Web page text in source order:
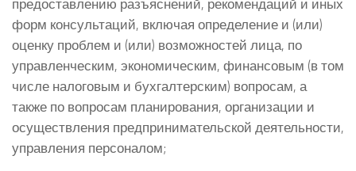
форм консультаций, включая определение и (или)
оценку проблем и (или) возможностей лица, по
управленческим, экономическим, финансовым (в том
числе налоговым и бухгалтерским) вопросам, а
также по вопросам планирования, организации и
осуществления предпринимательской деятельности,
управления персоналом;